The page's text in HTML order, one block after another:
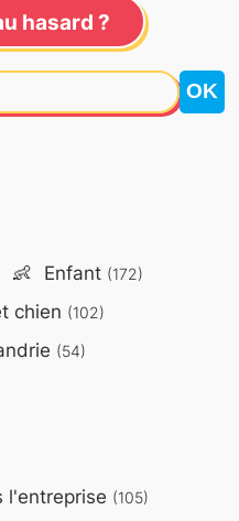
hasard ?
👶 Enfant (172)
chien (102)
(54)
l'entreprise (105)